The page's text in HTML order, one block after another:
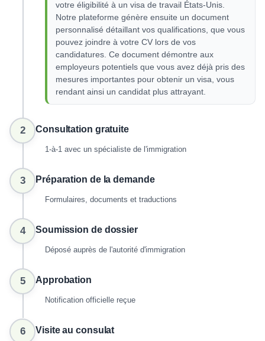
votre éligibilité à un visa de travail États-Unis.
Notre plateforme génère ensuite un document
personnalisé détaillant vos qualifications, que vous
pouvez joindre à votre CV lors de vos
candidatures. Ce document démontre aux
employeurs potentiels que vous avez déjà pris des
mesures importantes pour obtenir un visa, vous
rendant ainsi un candidat plus attrayant.
2 Consultation gratuite
1-à-1 avec un spécialiste de l'immigration
3 Préparation de la demande
Formulaires, documents et traductions
4 Soumission de dossier
Déposé auprès de l'autorité d'immigration
5 Approbation
Notification officielle reçue
6 Visite au consulat